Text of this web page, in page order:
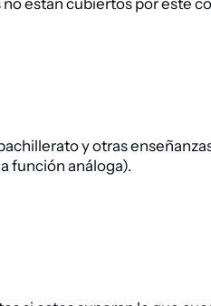
están cubiertos por este
y otras
función análoga).